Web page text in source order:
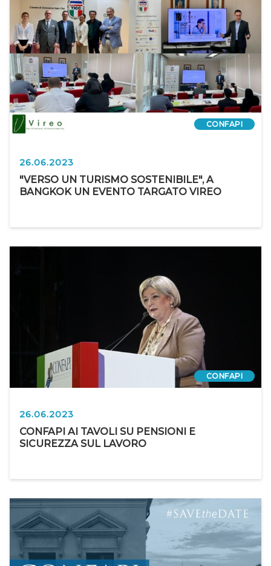
CONFAPI
26.06.2023
"VERSO UN TURISMO SOSTENIBILE", A
BANGKOK UN EVENTO TARGATO VIREO
CONFAPI
26.06.2023
CONFAPI AI TAVOLI SU PENSIONI E
SICUREZZA SUL LAVORO